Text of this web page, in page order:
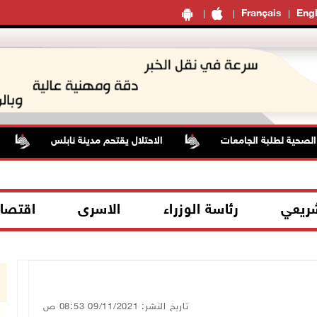
Français
لطلبة الجامعات الاحتلال يقتحم مدينة نابلس
رئاسة الوزراء الاسرى
تاريخ النشر: 09/11/2021 08:53 ص